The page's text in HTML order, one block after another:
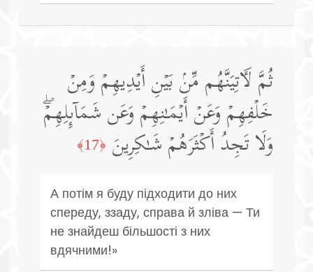
ثُمَّ لَـَٔاتِیَنَّهُم مِّنۢ بَیۡنِ أَیۡدِیهِمۡ وَمِنۡ
خَلۡفِهِمۡ وَعَنۡ أَیۡمَـٰنِهِمۡ وَعَن شَمَاۤىِٕلِهِمۡۖ
وَلَا تَجِدُ أَكۡثَرَهُمۡ شَـٰكِرِینَ ﴿17﴾
А потім я буду підходити до них
спереду, ззаду, справа й зліва — Ти
не знайдеш більшості з них
вдячними!»